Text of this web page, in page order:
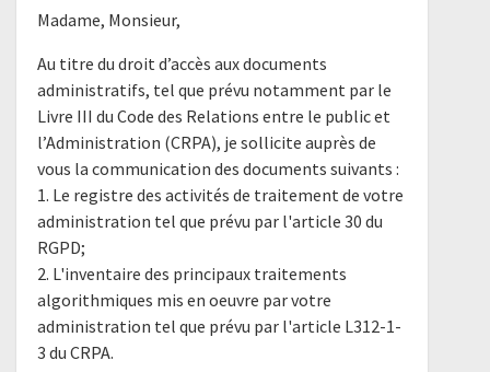
Madame, Monsieur,
Au titre du droit d’accès aux documents
administratifs, tel que prévu notamment par le
Livre III du Code des Relations entre le public et
l’Administration (CRPA), je sollicite auprès de
vous la communication des documents suivants :
1. Le registre des activités de traitement de votre
administration tel que prévu par l'article 30 du
RGPD;
2. L'inventaire des principaux traitements
algorithmiques mis en oeuvre par votre
administration tel que prévu par l'article L312-1-
3 du CRPA.